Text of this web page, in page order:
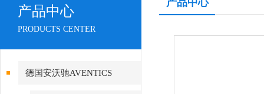
产品中心
PRODUCTS CENTER
德国安沃驰AVENTICS
产品中心